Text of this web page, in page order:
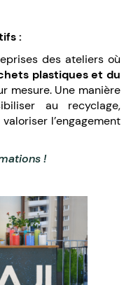
:
des ateliers où
plastiques et du
mesure. Une manière
au recyclage,
l’engagement
!